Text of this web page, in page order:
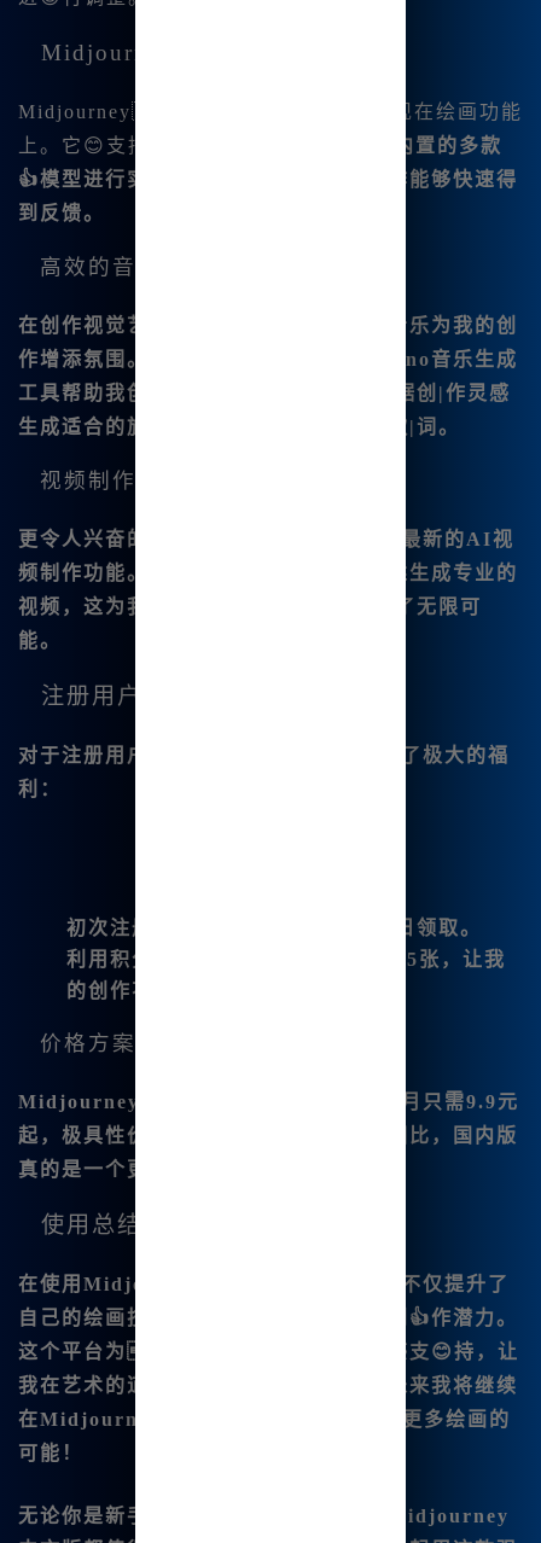
Midjourney的额外功能
Midjourney中文版的强大之处不仅体现在绘画功能
上。它😊支持
AI对话功能，用户可以与内置的多款
👍模型进行实时交流，让我的需求与创作能够快速得
到反馈。
高效的音乐生成
在创作视觉艺术的同时，我也喜欢背景音乐为我的创
作增添氛围。Midjourney中文版里的Suno音乐生成
工具帮助我创 作动人的音乐，我可以根据创|作灵感
生成适合的旋律，甚至能为我的亲友写歌|词。
视频制作体验
更令人兴奋的是，Midjourney还引入了最新的AI视
频制作功能。我可以通过简单的文本描述生成专业的
视频，这为我未来的.多媒体创作增添了无限可
能。
注册用户福利
对于注册用户，Midjourney中文版提供了极大的福
利：
初次注册后可获得20积分，支持每日领取。
利用积分，我可以全年免费绘图1825张，让我
的创作不再受限。
价格方案
Midjourney中文版的价格非常合理，每月只需9.9元
起，极具性价比。与国际版的高额费用相比，国内版
真的是一个更为亲民的选择。
使用总结与感受
在使用Midjourney中文版的过程中，我不仅提升了
自己的绘画技巧，还发现了自己无限的创👍作潜力。
这个平台为我提供了丰厚的资源和灵感支😊持，让
我在艺术的道路上走得更远。我坚信，未来我将继续
在Midjourney中文版😊的陪伴下，探索更多绘画的
可能！
无论你是新手还是经验丰富的创作者，Midjourney